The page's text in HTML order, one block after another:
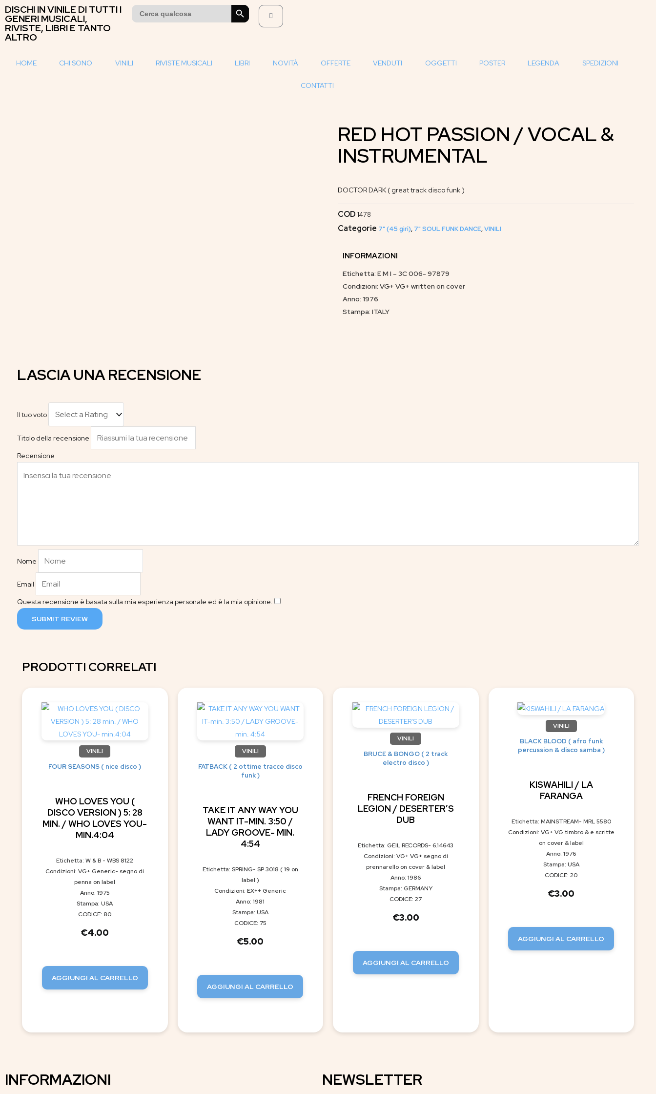
DISCHI IN VINILE DI TUTTI I
GENERI MUSICALI,
RIVISTE, LIBRI E TANTO
ALTRO
Search
for:
SEARCH BUTTON
HOME CHI SONO VINILI RIVISTE MUSICALI LIBRI NOVITÀ OFFERTE VENDUTI OGGETTI POSTER LEGENDA SPEDIZIONI
CONTATTI
RED HOT PASSION / VOCAL &
INSTRUMENTAL
DOCTOR DARK ( great track disco funk )
COD 1478
Categorie 7" (45 giri), 7" SOUL FUNK DANCE,VINILI
INFORMAZIONI
Etichetta: E M I – 3C 006- 97879
Condizioni: VG+ VG+ written on cover
Anno: 1976
Stampa: ITALY
LASCIA UNA RECENSIONE
Il tuo voto
Titolo della recensione
Recensione
Nome
Email
Questa recensione è basata sulla mia esperienza personale ed è la mia opinione.
SUBMIT REVIEW
PRODOTTI CORRELATI
VINILI
FOUR SEASONS ( nice disco )
WHO LOVES YOU (
DISCO VERSION ) 5: 28
MIN. / WHO LOVES YOU-
MIN.4:04
Etichetta: W & B - WBS 8122
Condizioni: VG+ Generic- segno di
penna on label
Anno: 1975
Stampa: USA
CODICE: 80
€4.00
AGGIUNGI AL CARRELLO
VINILI
FATBACK ( 2 ottime tracce disco
funk )
TAKE IT ANY WAY YOU
WANT IT-MIN. 3:50 /
LADY GROOVE- MIN.
4:54
Etichetta: SPRING- SP 3018 ( 19 on
label )
Condizioni: EX++ Generic
Anno: 1981
Stampa: USA
CODICE: 75
€5.00
AGGIUNGI AL CARRELLO
VINILI
BRUCE & BONGO ( 2 track
electro disco )
FRENCH FOREIGN
LEGION / DESERTER’S
DUB
Etichetta: GEIL RECORDS- 6.14643
Condizioni: VG+ VG+ segno di
prennarello on cover & label
Anno: 1986
Stampa: GERMANY
CODICE: 27
€3.00
AGGIUNGI AL CARRELLO
VINILI
BLACK BLOOD ( afro funk
percussion & disco samba )
KISWAHILI / LA
FARANGA
Etichetta: MAINSTREAM- MRL 5580
Condizioni: VG+ VG timbro & e scritte
on cover & label
Anno: 1976
Stampa: USA
CODICE: 20
€3.00
AGGIUNGI AL CARRELLO
INFORMAZIONI NEWSLETTER